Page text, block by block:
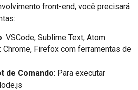
front-end, você precisará
: VSCode, Sublime Text, Atom
: Chrome, Firefox com ferramentas de
de Comando: Para executar